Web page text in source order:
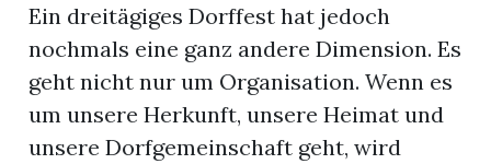
Ein dreitägiges Dorffest hat jedoch
nochmals eine ganz andere Dimension. Es
geht nicht nur um Organisation. Wenn es
um unsere Herkunft, unsere Heimat und
unsere Dorfgemeinschaft geht, wird